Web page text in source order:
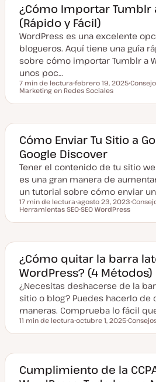
a
c
t
u
a
i
z
a
a
¿Cómo Importar Tumblr
(Rápido y Fácil)
WordPress es una excelente
blogueros. Aquí tiene una guía
sobre cómo importar Tumblr a
unos poc…
Tiempo de lectura
7 min de lectura
F
c
a
c
t
u
a
l
z
a
d
a
febrero 19, 2025
m
Marketing en Redes Sociales
Cómo Enviar Tu Sitio a
Google Discover
Tener el contenido de tu sitio
es una gran manera de
un tutorial sobre cómo enviar un
Tiempo de lectura
17 min de lectura
F
c
a
c
t
u
a
l
z
a
d
a
agosto 23, 2023
m
Herramientas SEO
e
a
SEO WordPress
¿Cómo quitar la barra
WordPress? (4 Métodos)
¿Necesitas deshacerse de la
sitio o blog? Puedes hacerlo de
maneras. Comprueba lo fácil
Tiempo de lectura
11 min de lectura
e
h
a
c
octubre 1, 2025
e
a
Cumplimiento de la